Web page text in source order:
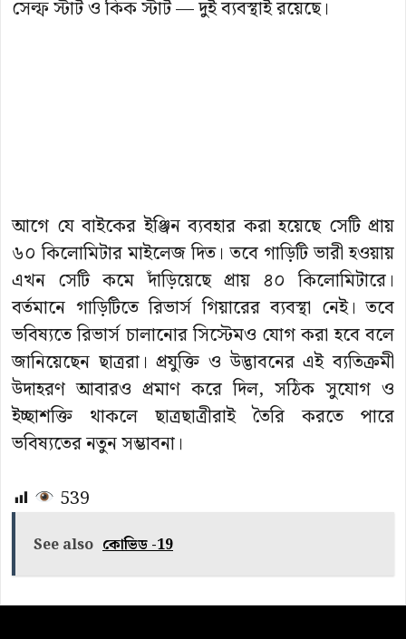
সেল্ফ স্টার্ট ও কিক স্টার্ট — দুই ব্যবস্থাই রয়েছে।
আগে যে বাইকের ইঞ্জিন ব্যবহার করা হয়েছে সেটি প্রায়
৬০ কিলোমিটার মাইলেজ দিত। তবে গাড়িটি ভারী হওয়ায়
এখন সেটি কমে দাঁড়িয়েছে প্রায় ৪০ কিলোমিটারে।
বর্তমানে গাড়িটিতে রিভার্স গিয়ারের ব্যবস্থা নেই। তবে
ভবিষ্যতে রিভার্স চালানোর সিস্টেমও যোগ করা হবে বলে
জানিয়েছেন ছাত্ররা। প্রযুক্তি ও উদ্ভাবনের এই ব্যতিক্রমী
উদাহরণ আবারও প্রমাণ করে দিল, সঠিক সুযোগ ও
ইচ্ছাশক্তি থাকলে ছাত্রছাত্রীরাই তৈরি করতে পারে
ভবিষ্যতের নতুন সম্ভাবনা।
539
See also কোভিড -19